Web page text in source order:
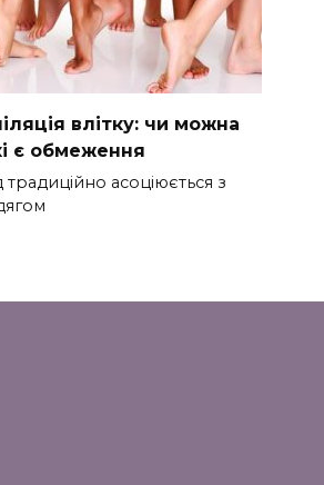
влітку: чи можна
є обмеження
традиційно асоціюється з